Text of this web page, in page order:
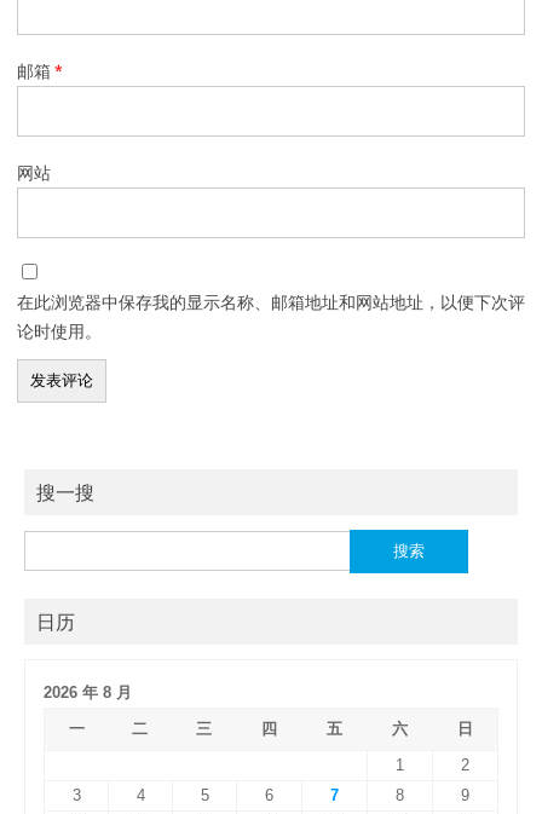
邮箱*
网站
在此浏览器中保存我的显示名称、邮箱地址和网站地址，以便下次评
论时使用。
搜一搜
索：
日历
2026 年 8 月
一
二 三 四 五 六
日
1
2
3
4 5 6 7 8
9